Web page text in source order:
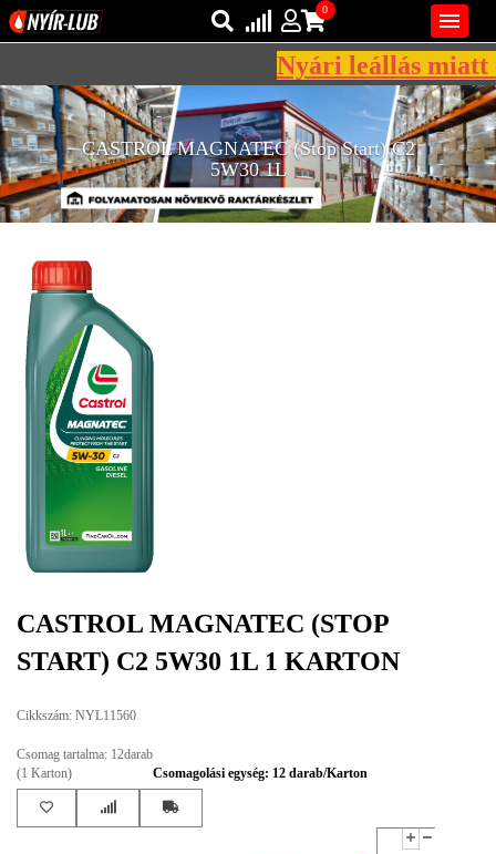
REGISZTRÁCIÓ
IPARI
KENŐANYAGOK
MÁRKÁK
NORMÁK
VISZKOZITÁSOK
ADALÉKOK
EGYÉB
SPECIÁLIS
INFO
(HÉTFŐTŐL PÉNTEKIG 8-17H)
+36 70 674 0983
NYIRLUBKFT@GMAIL.COM
NYÍR-LUB KFT.:

Bejelentkezés
Regisztráció
0
AZ ÖN KOSARA ÜRES
Nyári leállás miatt
CASTROL MAGNATEC (Stop Start) C2
5W30 1L
CASTROL MAGNATEC (STOP
START) C2 5W30 1L 1 KARTON
Cikkszám: NYL11560
Csomag tartalma: 12darab
(1 Karton)
Csomagolási egység: 12 darab/Karton